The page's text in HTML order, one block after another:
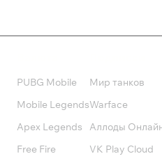
PUBG Mobile
Mobile Legends
Apex Legends
Free Fire
Мир танков
Warface
Аллоды
VK Play Cloud